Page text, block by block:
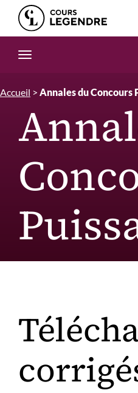
Edition.CL (Groupe Cours
Ouvrir la navigation
Accueil > Annales du Concours